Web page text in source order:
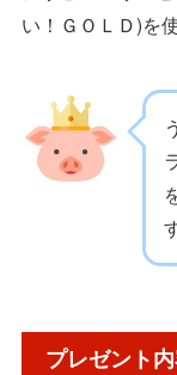
い！ＧＯＬＤ)を
プレゼント